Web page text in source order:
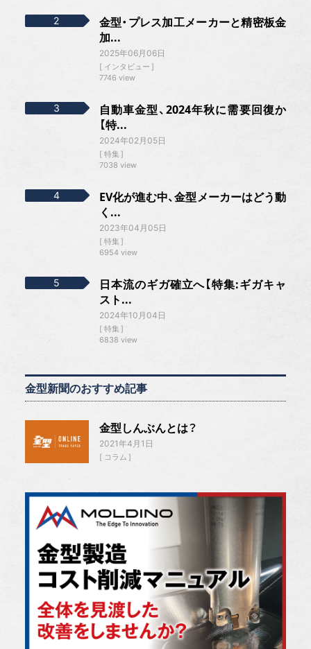
金型・プレス加工メーカーと精密板金
加...
2025年06月06日
インタビュー
7746 view
自動車金型、2024年秋に需要回復か
【特...
2024年02月05日
特集
7038 view
EV化が進む中、金型メーカーはどう動
く...
2023年04月05日
特集
6954 view
日本流のギガ確立へ【特集:ギガキャ
スト...
2024年10月04日
特集
6838 view
金型新聞のおすすめ記事
金型しんぶんとは？
2021年4月1日
コラム